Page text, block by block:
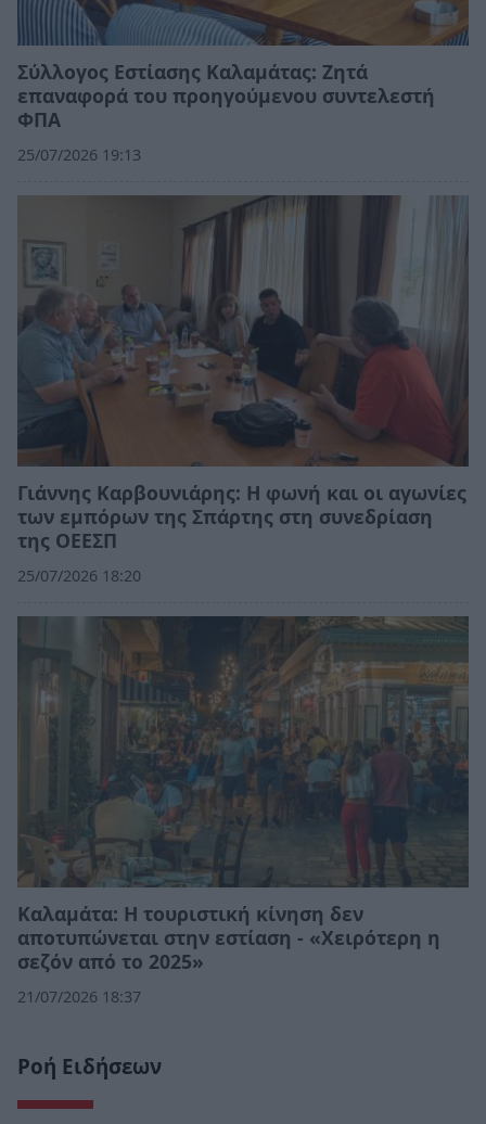
Σύλλογος Εστίασης Καλαμάτας: Ζητά
επαναφορά του προηγούμενου συντελεστή
ΦΠΑ
25/07/2026 19:13
Γιάννης Καρβουνιάρης: Η φωνή και οι αγωνίες
των εμπόρων της Σπάρτης στη συνεδρίαση
της ΟΕΕΣΠ
25/07/2026 18:20
Καλαμάτα: Η τουριστική κίνηση δεν
αποτυπώνεται στην εστίαση - «Χειρότερη η
σεζόν από το 2025»
21/07/2026 18:37
Ροή Ειδήσεων